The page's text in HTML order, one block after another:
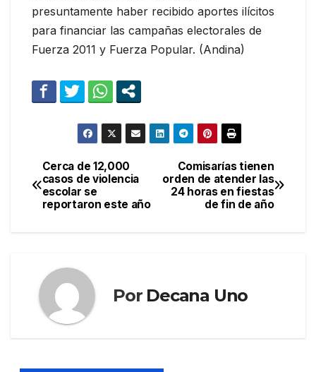
presuntamente haber recibido aportes ilícitos
para financiar las campañas electorales de
Fuerza 2011 y Fuerza Popular. (Andina)
Navegación
de
Comisarías tienen
orden de atender las
24 horas en fiestas
de fin de año
Cerca de 12,000
casos de violencia
escolar se
reportaron este año
Por Decana Uno